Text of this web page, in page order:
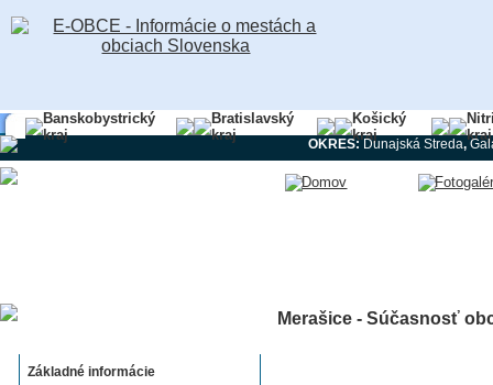
Banskobystrický
kraj
Bratislavský
kraj
Košický
kraj
kraj
OKRES:Dunajská Streda,
Základné informácie
Merašice - Súčasnosť